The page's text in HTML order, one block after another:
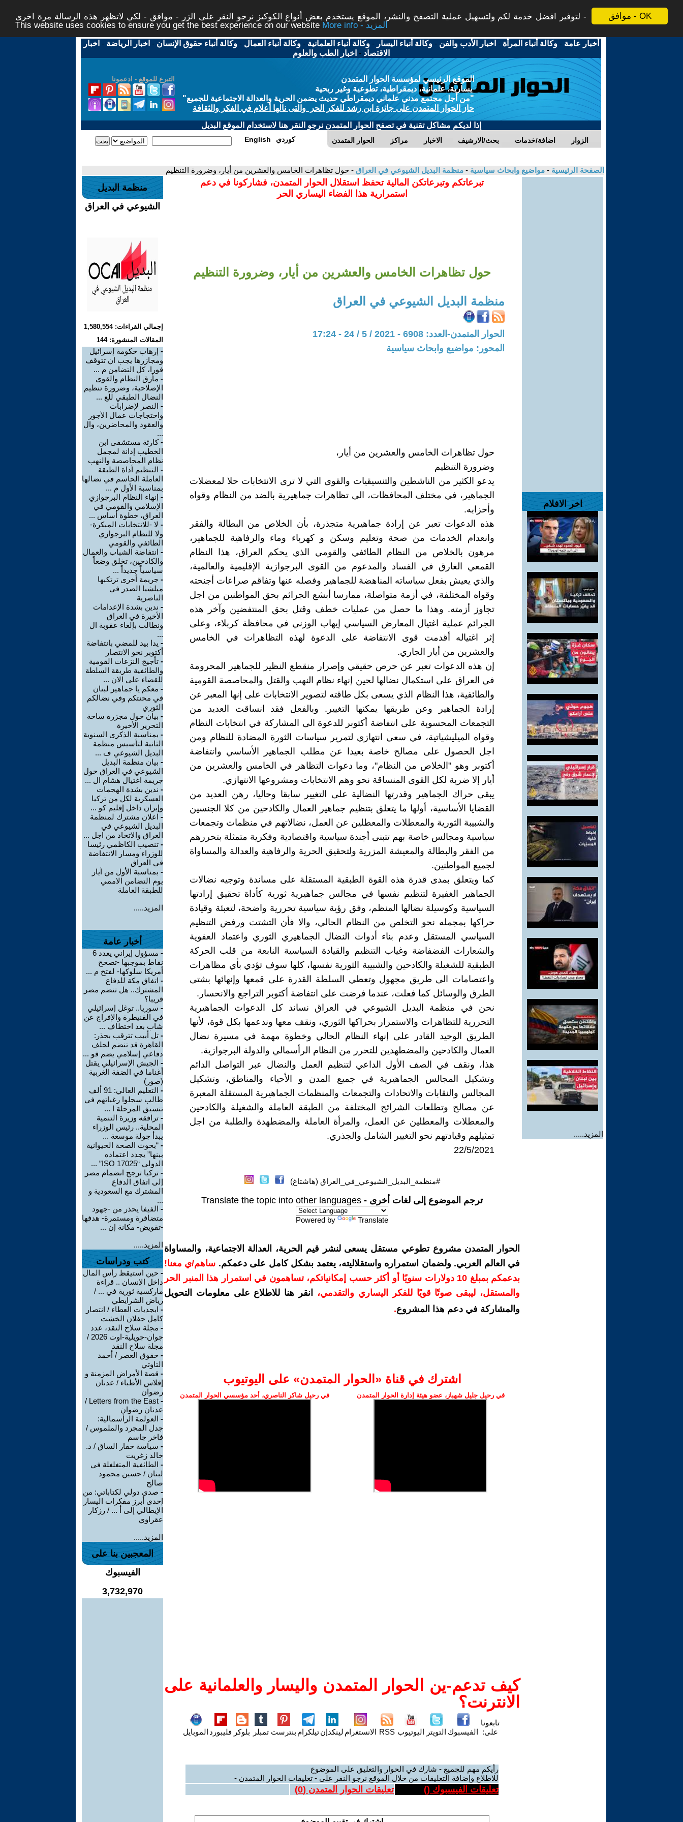
موافق - OK
لتوفير افضل خدمة لكم ولتسهيل عملية التصفح والنشر، الموقع يستخدم بعض أنواع الكوكيز نرجو النقر على الزر - موافق - لكي لاتظهر هذه الرسالة مرة اخرى -
This website uses cookies to ensure you get the best experience on our website
More info - المزيد
أخبار عامة -وكالة أنباء المرأة - اخبار الأدب والفن -وكالة أنباء اليسار -وكالة أنباء العلمانية -وكالة أنباء العمال -وكالة أنباء حقوق الإنسان - اخبار الرياضة - اخبار
الاقتصاد - اخبار الطب والعلوم
التبرع للموقع - ادعمونا
الموقع الرئيسي لمؤسسة الحوار المتمدن
يسارية، علمانية، ديمقراطية، تطوعية وغير ربحية
"من أجل مجتمع مدني علماني ديمقراطي حديث يضمن الحرية والعدالة الاجتماعية للجميع"
حاز الحوار المتمدن على جائزة ابن رشد للفكر الحر والتى نالها أعلام في الفكر والثقافة
إذا لديكم مشاكل تقنية في تصفح الحوار المتمدن نرجو النقر هنا لاستخدام الموقع البديل
الحوار المتمدن مراكز الاخبار بحث/الارشيف اضافة/خدمات الزوار English كوردي
الصفحة الرئيسية - مواضيع وابحاث سياسية - منظمة البديل الشيوعي في العراق - حول تظاهرات الخامس والعشرين من أيار، وضرورة التنظيم
اخر الافلام
المزيد.....
تبرعاتكم وتبرعاتكن المالية تحفظ استقلال الحوار المتمدن، فشاركونا في دعم
استمرارية هذا الفضاء اليساري الحر
حول تظاهرات الخامس والعشرين من أيار، وضرورة التنظيم
منظمة البديل الشيوعي في العراق
الحوار المتمدن-العدد: 6908 - 2021 / 5 / 24 - 17:24
المحور: مواضيع وابحاث سياسية
حول تظاهرات الخامس والعشرين من أيار،
وضرورة التنظيم
يدعو الكثير من الناشطين والتنسيقيات والقوى التي لا ترى الانتخابات حلا لمعضلات
الجماهير، في مختلف المحافظات، الى تظاهرات جماهيرية بالضد من النظام وقواه
وأحزابه.
هذه الدعوات تعبر عن إرادة جماهيرية متجذرة، بأن الخلاص من البطالة والفقر
وانعدام الخدمات من صحة وتعليم وسكن و كهرباء وماء والرفاهية للجماهير،
مرهون بالخلاص من النظام الطائفي والقومي الذي يحكم العراق، هذا النظام
القمعي الغارق في الفساد والمدعوم من القوى البرجوازية الإقليمية والعالمية،
والذي يعيش بفعل سياساته المناهضة للجماهير وفصله عنها وتفاقم صراعات أجنحته
وقواه المختلفة، في أزمة متواصلة، ممارسا أبشع الجرائم بحق المواطنين من اجل
تجاوز أزمته. وهذا ما حصل من عمليات خطف وقتل بحق المنتفضين وآخر هذه
الجرائم عملية اغتيال المعارض السياسي إيهاب الوزني في محافظة كربلاء، وعلى
إثر اغتياله أقدمت قوى الانتفاضة على الدعوة لهذه التظاهرات في الخامس
والعشرين من أيار الجاري.
إن هذه الدعوات تعبر عن حرص حقيقي وإصرار منقطع النظير للجماهير المحرومة
في العراق على استكمال نضالها لحين إنهاء نظام النهب والقتل والمحاصصة القومية
والطائفية، هذا النظام الذي يسعى بكل طاقته لتصوير الانتخابات على إنها المعبر عن
إرادة الجماهير وعن طريقها يمكنها التغيير. وبالفعل فقد انساقت العديد من
التجمعات المحسوبة على انتفاضة أكتوبر للدعوة الى المشاركة في انتخابات النظام
وقواه الميليشياتية، في سعي انتهازي لتمرير سياسات الثورة المضادة للنظام ومن
اجل الحصول على مصالح خاصة بعيدا عن مطلب الجماهير الأساسي وانتفاضة
أكتوبر وهو "الخلاص من النظام"، وما دعوات التظاهر في الخامس والعشرين من
أيار إلا ضربة لكل القوى المنساقة نحو وهم الانتخابات ومشروعها الانتهازي.
يبقى حراك الجماهير وقدرتها النضالية على التغيير سابقا وحاليا، رهن العديد من
القضايا الأساسية، أولها ما يتعلق بتنظيم جماهير العمال والكادحين من كلا الجنسين
والشبيبة الثورية والمعطلات والمعطلين عن العمل، نضالاتهم في منظمات وتجمعات
سياسية ومجالس خاصة بهم تتبنى أجندة سياسية واقتصادية وفكرية متمثلة بتحررهم
من الفقر والبطالة والمعيشة المزرية ولتحقيق الحرية والرفاهية والعدالة والمساواة
لجميع المواطنين.
كما ويتعلق بمدى قدرة هذه القوة الطبقية المستقلة على مساندة وتوجيه نضالات
الجماهير الغفيرة لتنظيم نفسها في مجالس جماهيرية ثورية كأداة تحقيق إرادتها
السياسية وكوسيلة نضالها المنظم، وفق رؤية سياسية تحررية واضحة، لتعبئة وقيادة
حراكها بمجمله نحو التخلص من النظام الحالي، والا فأن التشتت ورفض التنظيم
السياسي المستقل وعدم بناء أدوات النضال الجماهيري الثوري واعتماد العفوية
والشعارات الفضفاضة وغياب التنظيم والقيادة السياسية النابعة من قلب الحركة
الطبقية للشغيلة والكادحين والشبيبة الثورية نفسها، كلها سوف تؤدي بأي مظاهرات
واعتصامات الى طريق مجهول وتعطي السلطة القدرة على قمعها وإنهائها بشتى
الطرق والوسائل كما فعلت، عندما فرضت على انتفاضة أكتوبر التراجع والانحسار.
نحن في منظمة البديل الشيوعي في العراق نساند كل الدعوات الجماهيرية
التحررية للتظاهرات والاستمرار بحراكها الثوري، ونقف معها وندعمها بكل قوة، لأنها
الطريق الوحيد القادر على إنهاء النظام الحالي وخطوة مهمة في مسيرة نضال
العمال والكادحين والمضطهدين للتحرر من النظام الرأسمالي والدولة البرجوازية.
هذا، ونقف في الصف الأول الداعي لتنظيم العمل والنضال عبر التواصل الدائم
وتشكيل المجالس الجماهيرية في جميع المدن و الأحياء والمناطق، وتشكيل
المجالس والنقابات والاتحادات والتجمعات والمنظمات الجماهيرية المستقلة المعبرة
عن مصالح وتطلعات الشرائح المختلفة من الطبقة العاملة والشغيلة والكادحين
والمعطلات والمعطلين عن العمل، والمرأة العاملة والمضطهدة والطلبة من اجل
تمثيلهم وقيادتهم نحو التغيير الشامل والجذري.
22/5/2021
#منظمة_البديل_الشيوعي_في_العراق (هاشتاغ)
ترجم الموضوع إلى لغات أخرى - Translate the topic into other languages
Powered by Translate
الحوار المتمدن مشروع تطوعي مستقل يسعى لنشر قيم الحرية، العدالة الاجتماعية، والمساواة
في العالم العربي. ولضمان استمراره واستقلاليته، يعتمد بشكل كامل على دعمكم. ساهم/ي معنا!
بدعمكم بمبلغ 10 دولارات سنويًا أو أكثر حسب إمكانياتكم، تساهمون في استمرار هذا المنبر الحر
والمستقل، ليبقى صوتًا قويًا للفكر اليساري والتقدمي،
انقر هنا للاطلاع على معلومات التحويل
والمشاركة في دعم هذا المشروع.
اشترك في قناة ‫«الحوار المتمدن» على اليوتيوب
في رحيل جليل شهباز، عضو هيئة إدارة الحوار المتمدن في رحيل شاكر الناصري، أحد مؤسسي الحوار المتمدن
كيف تدعم-ين الحوار المتمدن واليسار والعلمانية على
الانترنت؟
تابعونا
على: الفيسبوك التويتر اليوتيوب RSS الانستغرام لينكدإنتيلكرام بنترست تمبلر بلوكر فليبورد الموبايل
رأيكم مهم للجميع - شارك في الحوار والتعليق على الموضوع
للاطلاع وإضافة التعليقات من خلال الموقع نرجو النقر على - تعليقات الحوار المتمدن -
تعليقات الفيسبوك () تعليقات الحوار المتمدن (0
)
منظمة البديل
الشيوعي في العراق
إجمالي القراءات: 1,580,554
المقالات المنشورة: 144
- إرهاب حكومة إسرائيل
ومجازرها يجب ان تتوقف
فورا، كل التضامن م ...
- مأزق النظام والقوى
الإصلاحية، وضرورة تنظيم
النضال الطبقي للع ...
- النصر لإضرابات
واحتجاجات عمال الأجور
والعقود والمحاضرين، وال
...
-كارثة مستشفى ابن
الخطيب إدانة لمجمل
نظام المحاصصة والنهب
- التنظيم أداة الطبقة
العاملة الحاسم في نضالها
بمناسبة الأول م ...
- إنهاء النظام البرجوازي
الإسلامي والقومي في
العراق، خطوة أساس ...
- لا -للانتخابات المبكرة-
ولا للنظام البرجوازي
الطائفي والقومي
- انتفاضة الشباب والعمال
والكادحين، تخلق وضعاً
سياسياً جديداً ...
- جريمة أخرى ترتكبها
ميلشيا الصدر في
الناصرية
- ندين بشدة الإعدامات
الأخيرة في العراق
ونطالب بإلغاء عقوبة ال
...
- يدا بيد للمضي بانتفاضة
أكتوبر نحو الانتصار
- تأجيج النزعات القومية
والطائفية طريقة السلطة
للقضاء على الان ...
- معكم يا جماهير لبنان
في محنتكم وفي نضالكم
الثوري
- بيان حول مجزرة ساحة
التحرير الأخيرة
- بمناسبة الذكرى السنوية
الثانية لتأسيس منظمة
البديل الشيوعي ف ...
- بيان منظمة البديل
الشيوعي في العراق حول
جريمة اغتيال هشام ال ...
- ندين بشدة الهجمات
العسكرية لكل من تركيا
وإيران داخل إقليم كو ...
- اعلان مشترك لمنظمة
البديل الشيوعي في
العراق والاتحاد من اجل ...
- تنصيب الكاظمي رئيسا
للوزراء ومسار الانتفاضة
في العراق
- بمناسبة الأول من أيار
يوم التضامن الاممي
للطبقة العاملة
المزيد.....
أخبار عامة
-
مسؤول إيراني يعدد 6
نقاط بموجبها -تصحح
أمريكا سلوكها- لفتح م ...
- اتفاق مكة للدفاع
المشترك.. هل تنضم مصر
قريبا؟
- سوريا.. توغل إسرائيلي
في القنيطرة والإفراج عن
شاب بعد اختطاف ...
- تل أبيب تترقب بحذر:
القاهرة قد تنضم لحلف
دفاعي إسلامي يضم قو ...
- الجيش الإسرائيلي يقتل
أغناما في الضفة الغربية
(صور)
-
التعليم العالي: 91 ألف
طالب سجلوا رغباتهم في
تنسيق المرحلة ا ...
- ترافقه وزيرة التنمية
المحلية.. رئيس الوزراء
يبدأ جولة موسعة ...
- “بحوث الصحة الحيوانية
ببنها” يجدد اعتماده
الدولي “ISO 17025” ...
- تركيا ترجح انضمام مصر
إلى اتفاق الدفاع
المشترك مع السعودية و
...
- الفيفا يحذر من -جهود
متضافرة ومستمرة- هدفها
-تقويض- مكانة إن ...
المزيد.....
كتب ودراسات
- حين استيقظ رأس المال
داخل الإنسان .. قراءة
ماركسية ثورية في ... /
رياض الشرايطي
- ابجديات العطاء / انتصار
كامل جفلان الخشت
- مجلة سلاح النقد، عدد
جوان-جويلية-اوت 2026 /
مجلة سلاح النقد
- حقوق العصر / أحمد
التاوتي
- قصة الأمراض المزمنة و
إفلاس الأطباء / عدنان
رضوان
-
Letters from the East /
عدنان رضوان
- العولمة الرأسمالية:
جدل المجرد والملموس /
فاخر جاسم
- سياسة حفار الساق / د.
خالد زغريت
- الطائفية المتغلغلة في
لبنان / حسين محمود
صالح
- صدى دولي لكتاباتي: من
إحدى أبرز مفكرات اليسار
الإيطالي إلى أ ... / رزكار
عقراوي
المزيد.....
المعجبين بنا على
الفيسبوك
3,732,970